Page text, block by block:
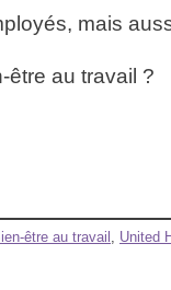
mais
être au travail ?
être au travail , United